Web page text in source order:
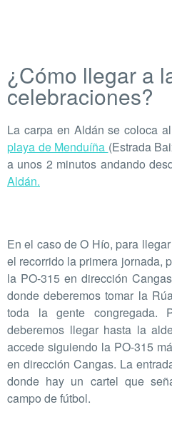
¿Cómo llegar a
celebraciones?
La carpa en Aldán se coloca
playa de Menduíña (Estrada
a unos 2 minutos andando
Aldán.
En el caso de O Hío, para
el recorrido la primera jornada,
la PO-315 en dirección
donde deberemos tomar la
toda la gente congregada.
deberemos llegar hasta la
accede siguiendo la PO-315
en dirección Cangas. La
donde hay un cartel que
campo de fútbol.